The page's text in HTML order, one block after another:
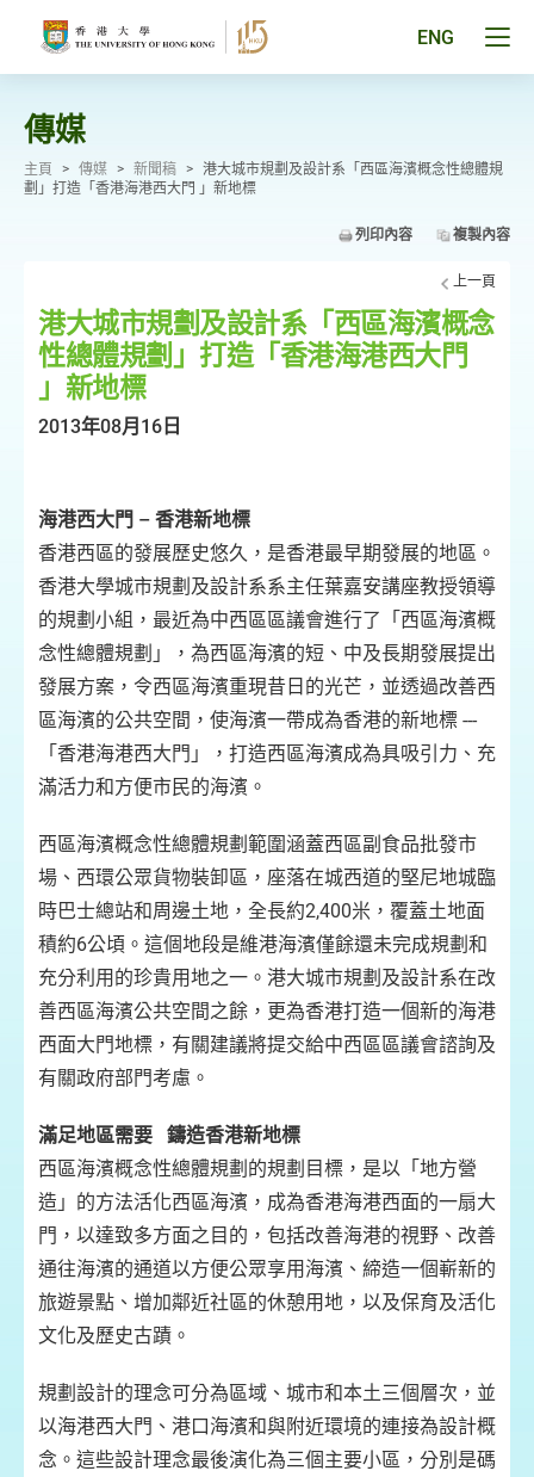
ENG
傳媒
主頁 > 傳媒 > 新聞稿 > 港大城市規劃及設計系「西區海濱概念性總體規
劃」打造「香港海港西大門 」新地標
列印內容 複製內容
上一頁
港大城市規劃及設計系「西區海濱概念
性總體規劃」打造「香港海港西大門
」新地標
2013年08月16日
海港西大門 – 香港新地標
香港西區的發展歷史悠久，是香港最早期發展的地區。
香港大學城市規劃及設計系系主任葉嘉安講座教授領導
的規劃小組，最近為中西區區議會進行了「西區海濱概
念性總體規劃」，為西區海濱的短、中及長期發展提出
發展方案，令西區海濱重現昔日的光芒，並透過改善西
區海濱的公共空間，使海濱一帶成為香港的新地標 ---
「香港海港西大門」，打造西區海濱成為具吸引力、充
滿活力和方便市民的海濱。
西區海濱概念性總體規劃範圍涵蓋西區副食品批發市
場、西環公眾貨物裝卸區，座落在城西道的堅尼地城臨
時巴士總站和周邊土地，全長約2,400米，覆蓋土地面
積約6公頃。這個地段是維港海濱僅餘還未完成規劃和
充分利用的珍貴用地之一。港大城市規劃及設計系在改
善西區海濱公共空間之餘，更為香港打造一個新的海港
西面大門地標，有關建議將提交給中西區區議會諮詢及
有關政府部門考慮。
滿足地區需要 鑄造香港新地標
西區海濱概念性總體規劃的規劃目標，是以「地方營
造」的方法活化西區海濱，成為香港海港西面的一扇大
門，以達致多方面之目的，包括改善海港的視野、改善
通往海濱的通道以方便公眾享用海濱、締造一個嶄新的
旅遊景點、增加鄰近社區的休憩用地，以及保育及活化
文化及歷史古蹟。
規劃設計的理念可分為區域、城市和本土三個層次，並
以海港西大門、港口海濱和與附近環境的連接為設計概
念。這些設計理念最後演化為三個主要小區，分別是碼